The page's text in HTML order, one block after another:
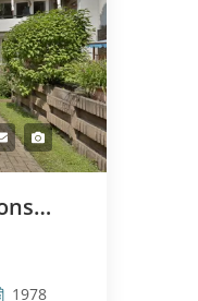
Ihr neues Zuhause in Konstanz: Bezugsfrei & familienfreundlich
1978